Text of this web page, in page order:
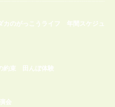
カのがっこうライフ
年間スケジュ
約束
田んぼ体験
会